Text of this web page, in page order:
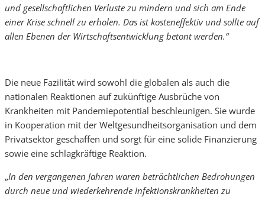
und gesellschaftlichen Verluste zu mindern und sich am Ende
einer Krise schnell zu erholen. Das ist kosteneffektiv und sollte auf
allen Ebenen der Wirtschaftsentwicklung betont werden.“
Die neue Fazilität wird sowohl die globalen als auch die
nationalen Reaktionen auf zukünftige Ausbrüche von
Krankheiten mit Pandemiepotential beschleunigen. Sie wurde
in Kooperation mit der Weltgesundheitsorganisation und dem
Privatsektor geschaffen und sorgt für eine solide Finanzierung
sowie eine schlagkräftige Reaktion.
„In den vergangenen Jahren waren beträchtlichen Bedrohungen
durch neue und wiederkehrende Infektionskrankheiten zu